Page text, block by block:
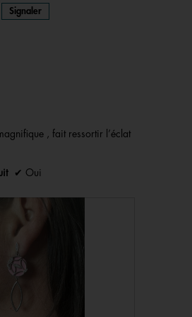
Signaler
, fait ressortir l’éclat
✔ Oui